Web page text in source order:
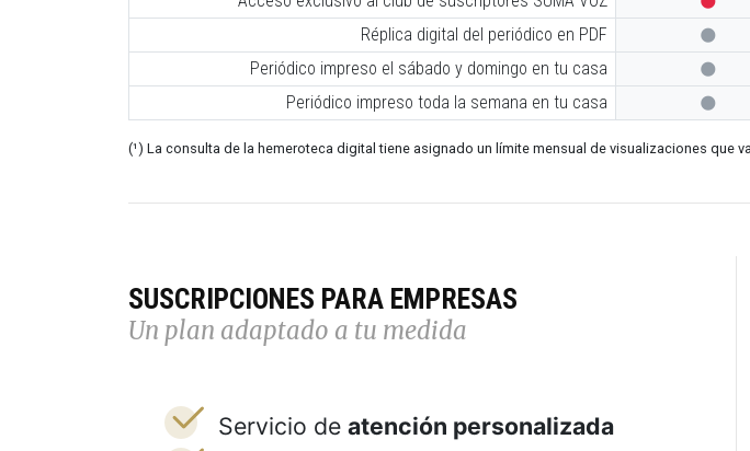
Réplica digital del periódico en PDF 
Periódico impreso el sábado y domingo en tu casa 
Periódico impreso toda la semana en tu casa 
(¹) La consulta de la hemeroteca digital tiene asignado un límite mensual de visualizaciones que
SUSCRIPCIONES PARA EMPRESAS
Un plan adaptado a tu medida
Servicio de atención personalizada